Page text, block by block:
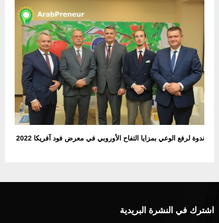
ندوة لرفع الوعي بمزايا التفاح الأوروبي في معرض فود آفريكا 2022
اشترك في النشرة البريدية